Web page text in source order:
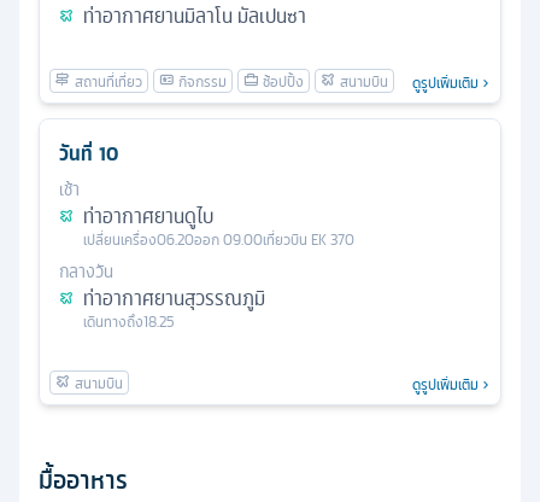
ท่าอากาศยานมิลาโน มัลเปนซา
ดูรูปเพิ่มเติม
วันที่ 10
เช้า
ท่าอากาศยานดูไบ
เปลี่ยนเครื่อง06.20ออก09.00เที่ยวบิน EK 370
กลางวัน
ท่าอากาศยานสุวรรณภูมิ
เดินทางถึง18.25
ดูรูปเพิ่มเติม
มื้ออาหาร